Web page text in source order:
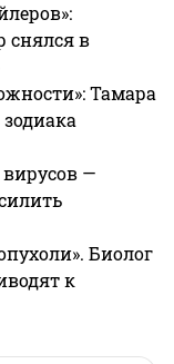
снялся в
Тамара
—
Биолог
к